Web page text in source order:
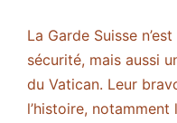
La Garde Suisse
sécurité, mais aussi
du Vatican. Leur
l’histoire, notamment